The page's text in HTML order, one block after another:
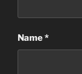
Name*